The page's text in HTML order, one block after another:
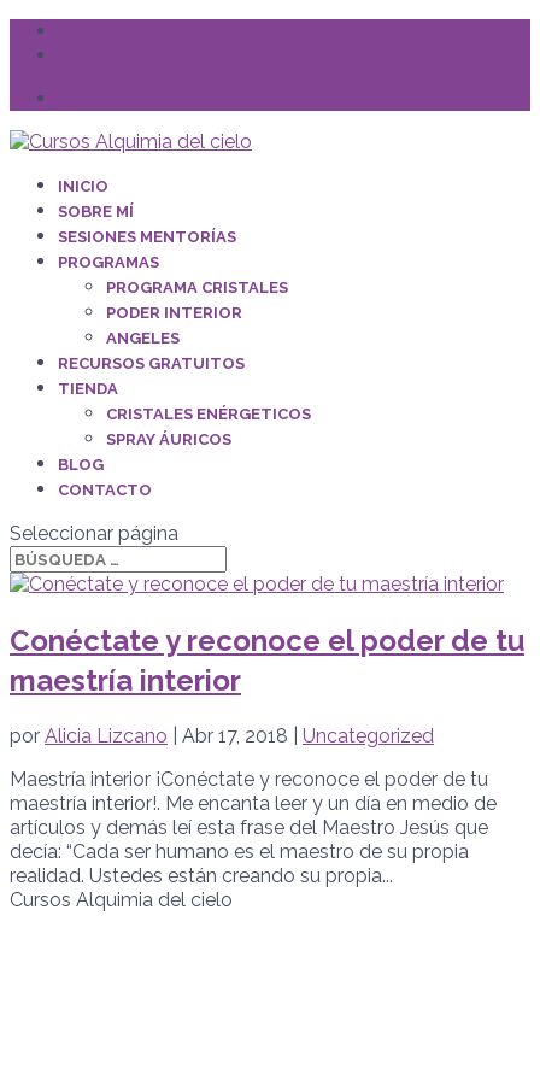
INICIO
SOBRE MÍ
SESIONES MENTORÍAS
PROGRAMAS
PROGRAMA CRISTALES
PODER INTERIOR
ANGELES
RECURSOS GRATUITOS
TIENDA
CRISTALES ENÉRGETICOS
SPRAY ÁURICOS
BLOG
CONTACTO
Seleccionar página
Conéctate y reconoce el poder de tu
maestría interior
por Alicia Lizcano Abr 17, 2018
Uncategorized
Maestría interior ¡Conéctate y reconoce el poder de tu
maestría interior!. Me encanta leer y un día en medio de
artículos y demás leí esta frase del Maestro Jesús que
decía: “Cada ser humano es el maestro de su propia
realidad. Ustedes están creando su propia...
Cursos Alquimia del cielo